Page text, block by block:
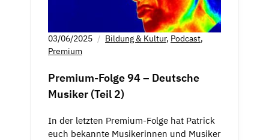
03/06/2025 Bildung & Kultur, Podcast,
Premium
Premium-Folge 94 – Deutsche
Musiker (Teil 2)
In der letzten Premium-Folge hat Patrick
euch bekannte Musikerinnen und Musiker